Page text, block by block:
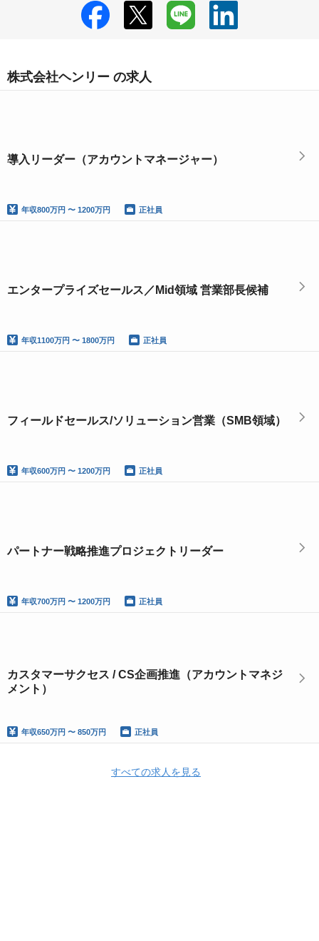
株式会社ヘンリー の求人
導入リーダー（アカウントマネージャー）
年収800万円 〜 1200万円 正社員
エンタープライズセールス／Mid領域 営業部長候補
年収1100万円 〜 1800万円 正社員
フィールドセールス/ソリューション営業（SMB領域）
年収600万円 〜 1200万円 正社員
パートナー戦略推進プロジェクトリーダー
年収700万円 〜 1200万円 正社員
カスタマーサクセス / CS企画推進（アカウントマネジ
メント）
年収650万円 〜 850万円 正社員
すべての求人を見る